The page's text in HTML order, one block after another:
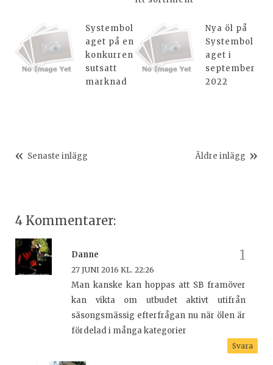
Systembol
aget på en
konkurren
sutsatt
marknad
Nya öl på
Systembol
aget i
september
2022
Senaste inlägg Äldre inlägg
4 Kommentarer:
Danne
27 JUNI 2016 KL. 22:26
Man kanske kan hoppas att SB framöver
kan vikta om utbudet aktivt utifrån
säsongsmässig efterfrågan nu när ölen är
fördelad i många kategorier
Svara